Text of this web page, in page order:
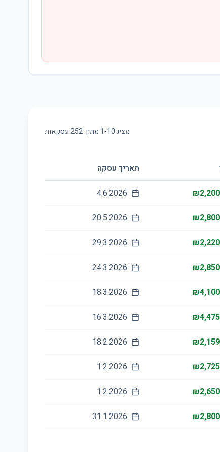
מציג 1-10 מתוך252עסקאות
תאריך עסקה
4.6.2026
20.5.2026
29.3.2026
24.3.2026
18.3.2026
16.3.2026
18.2.2026
1.2.2026
1.2.2026
31.1.2026